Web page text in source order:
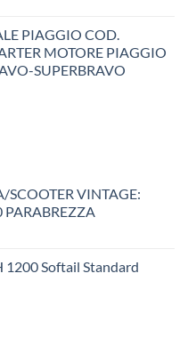
PIAGGIO COD.
MOTORE PIAGGIO
SUPERBRAVO
SCOOTER VINTAGE:
PARABREZZA
1200 Softail Standard